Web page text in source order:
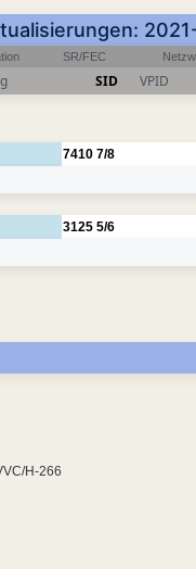
SR/FEC
SID VPID
7410 7/8
3125 5/6
H-266